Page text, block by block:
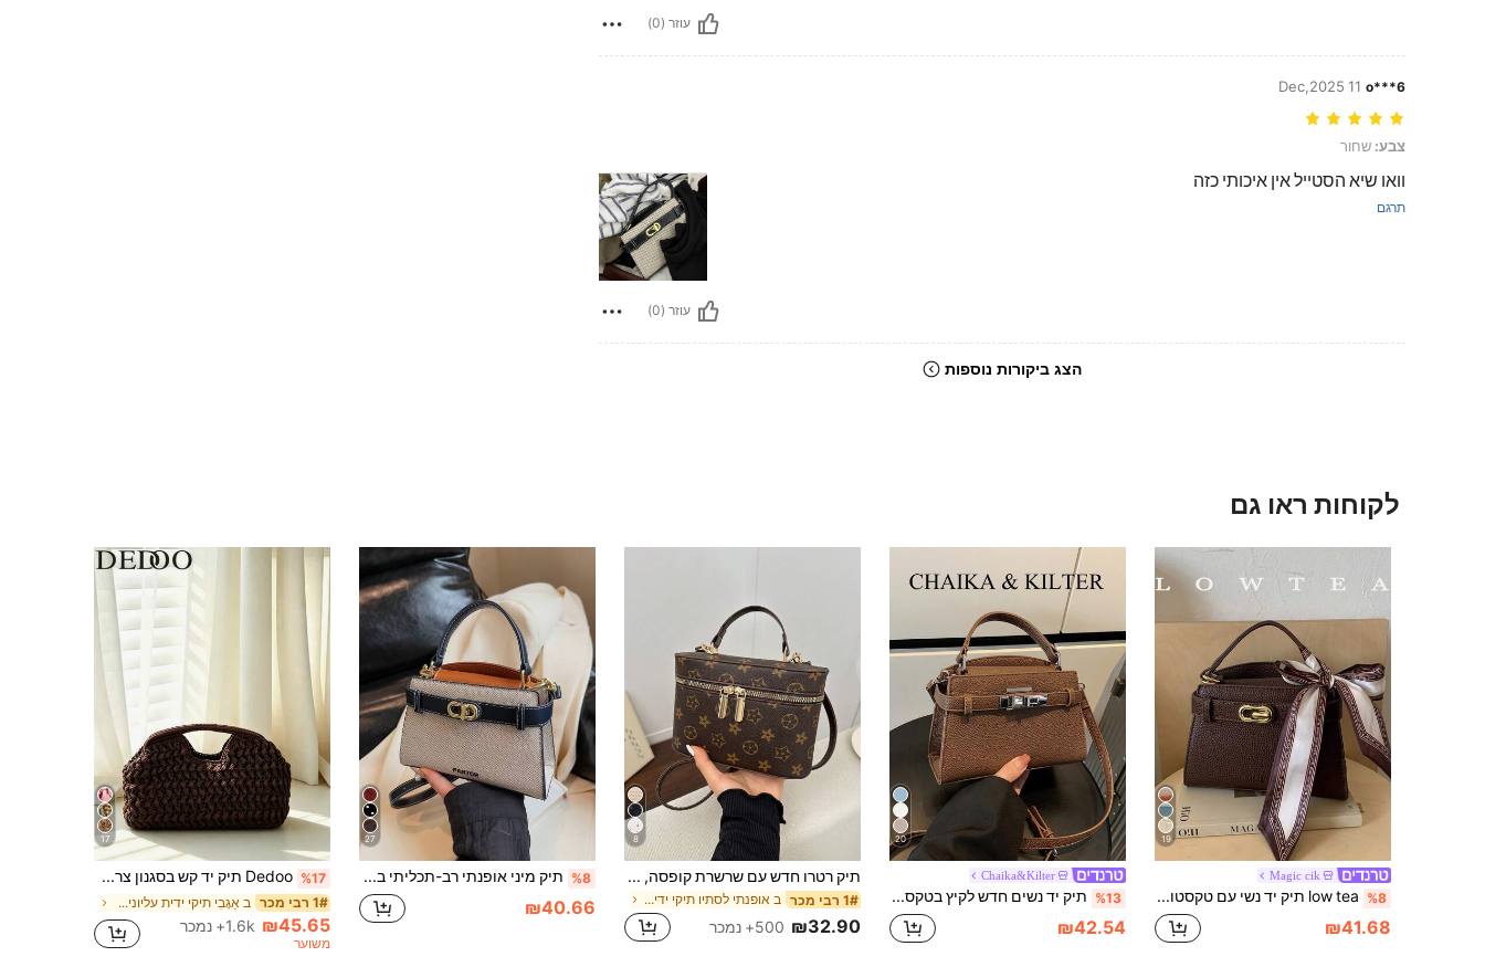
עוזר (0)
o***6
11 Dec,2025
צבע: שחור
צבע: שחור
וואו שיא הסטייל אין איכותי כזה
תרגם
עוזר (0)
הצג ביקורות נוספות
לקוחות ראו גם
19
Magic cik
%8 low tea תיק יד נשי עם טקסטורת ליצ'י לקיץ החדש, תיק צד עם רצועת כתף מעוטרת ומתכווננת, תיק קרוסבדי מינימליסטי בצבע אחיד עם עיטור חומרה יוקרתי, תיק כתף לנסיעות (נמכר עם צעיף משי)
₪41.68
20
Chaika&Kilter
%13 תיק יד נשים חדש לקיץ בטקסטורת ליצ'י, תיק צד מינימליסטי אופנתי עם רצועת כתף מתכווננת, צבע אחיד, עיטור מתכת יוקרתי, תיק כתף לנסיעות
₪42.54
8
תיק רטרו חדש עם שרשרת קופסה, תיק כתף קטן ורסטילי, תיק איפור לנשים, נרתיק שפתון, ארנק מטבעות
1# רבי מכר ב אופנתי לסתיו תיקי ידית עליונים לנשים
₪32.90 500+ נמכר
27
%8 תיק מיני אופנתי רב-תכליתי בצבע ניגוד לנשים
₪40.66
17
%17 Dedoo תיק יד קש בסגנון צרפתי וינטג' עם טקסטורה מחוספסת, עיצוב בצורת ענן עם ידית חלולה לנשיאה קלה, תיק קלאץ' באווירת חוף וחופשה, מתאים ליציאות יומיומיות באביב/קיץ כתיק יד, Vacationcore
1# רבי מכר ב אַגָבִי תיקי ידית עליונים לנשים
₪45.65 1.6k+ נמכר
משוער